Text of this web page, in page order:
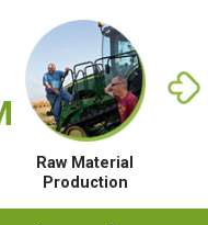
Raw Material
Production